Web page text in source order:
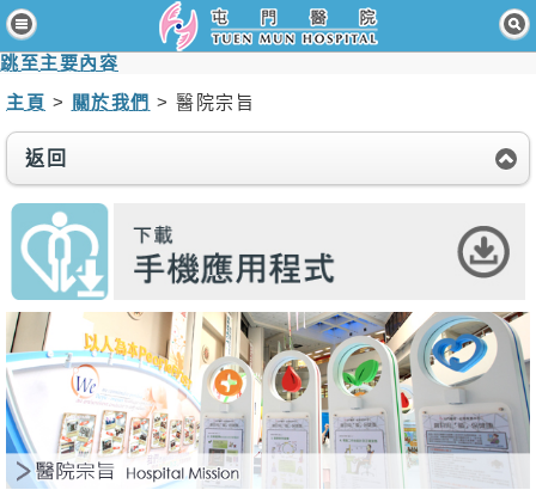
跳至主要內容
主頁
醫療服務
醫護專業人員
消息及活動
關於我們
聯絡我們
免責聲明
無障礙聲明
主頁 > 關於我們 > 醫院宗旨
返回